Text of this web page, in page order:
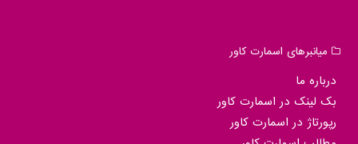
میانبرهای اسمارت كاور
درباره ما
بک لینک در اسمارت كاور
رپورتاژ در اسمارت كاور